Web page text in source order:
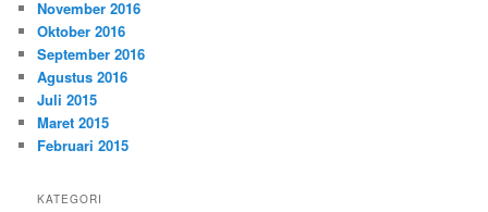
November 2016
Oktober 2016
September 2016
Agustus 2016
Juli 2015
Maret 2015
Februari 2015
KATEGORI